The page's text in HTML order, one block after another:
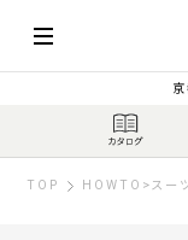
TOP HOWTO >スー